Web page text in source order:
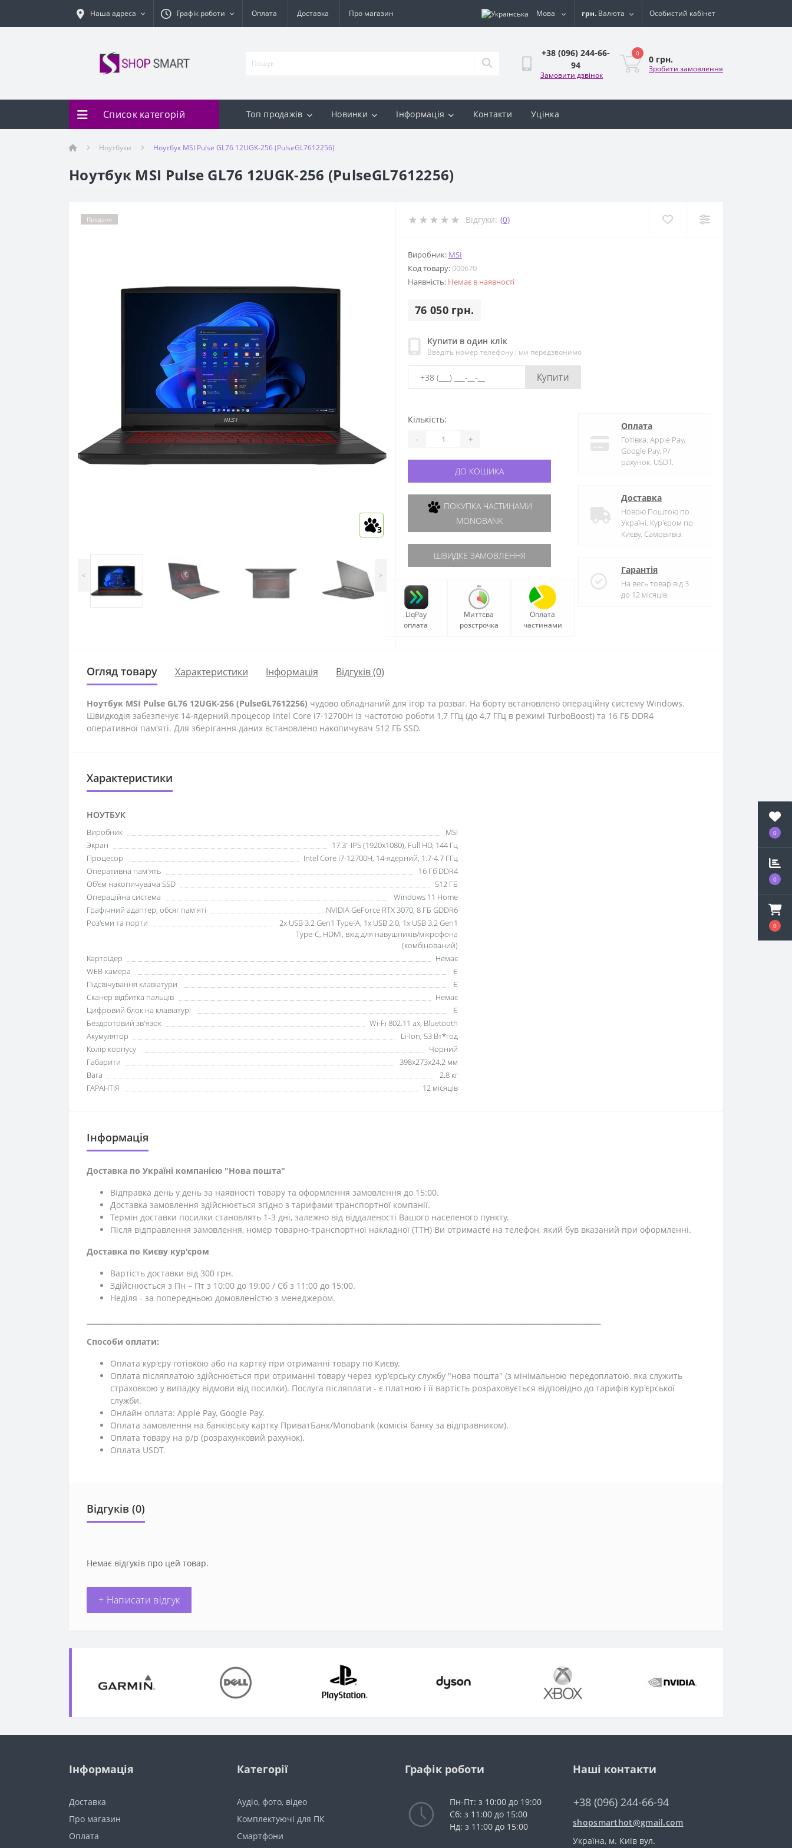
0
0
0
Наша адреса Графік роботи Оплата Доставка Про магазин Мова грн. Валюта Особистий кабінет
+38 (096) 244-66-
94
Замовити дзвінок
0
0 грн.
Зробити замовлення
Список категорій Топ продажів Новинки Інформація Контакти Уцінка
Ноутбуки Ноутбук MSI Pulse GL76 12UGK-256 (PulseGL7612256)
Ноутбук MSI Pulse GL76 12UGK-256 (PulseGL7612256)
Продано
3
< >
Відгуки: (0)
Виробник: MSI
Код товару:000670
Наявність: Немає в наявності
76 050 грн.
Купити в один клік
Введіть номер телефону і ми передзвонимо
Купити
Кількість:
- +
ДО КОШИКА
MONOBANK
ШВИДКЕ ЗАМОВЛЕННЯ
LiqPay
оплата
Миттєва
розстрочка
Оплата
частинами
Оплата
Готівка. Apple Pay,
Google Pay. Р/
рахунок. USDT.
Доставка
Новою Поштою по
Україні. Кур'єром по
Києву. Самовивіз.
Гарантія
На весь товар від 3
до 12 місяців.
Огляд товару Характеристики Iнформація Відгуків (0)
Ноутбук MSI Pulse GL76 12UGK-256 (PulseGL7612256) чудово обладнаний для ігор та розваг. На борту встановлено операційну систему Windows.
Швидкодія забезпечує 14-ядерний процесор Intel Core i7-12700H із частотою роботи 1,7 ГГц (до 4,7 ГГц в режимі TurboBoost) та 16 ГБ DDR4
оперативної пам'яті. Для зберігання даних встановлено накопичувач 512 ГБ SSD.
Характеристики
НОУТБУК
Виробник
MSI
Экран
17.3" IPS (1920x1080), Full HD, 144 Гц
Процесор
Intel Core i7-12700H, 14-ядерний, 1.7-4.7 ГГц
Оперативна пам'ять
16 Гб DDR4
Об'єм накопичувача SSD
512 ГБ
Операційна система
Windows 11 Home
Графічний адаптер, обсяг пам'яті
NVIDIA GeForce RTX 3070, 8 ГБ GDDR6
Роз'єми та порти
2x USB 3.2 Gen1 Type-A, 1x USB 2.0, 1x USB 3.2 Gen1
Type-C, HDMI, вхід для навушників/мікрофона
(комбінований)
Картрідер
Немає
WEB-камера
Є
Підсвічування клавіатури
Є
Сканер відбитка пальців
Немає
Цифровий блок на клавіатурі
Є
Бездротовий зв'язок
Wi-Fi 802.11 ax, Bluetooth
Акумулятор
Li-Ion, 53 Вт*год
Колір корпусу
Чорний
Габарити
398x273x24.2 мм
Вага
2.8 кг
ГАРАНТІЯ
12 місяців
Iнформація
Доставка по Україні компанією "Нова пошта"
Відправка день у день за наявності товару та оформлення замовлення до 15:00.
Доставка замовлення здійснюється згідно з тарифами транспортної компанії.
Термін доставки посилки становлять 1-3 дні, залежно від віддаленості Вашого населеного пункту.
Після відправлення замовлення, номер товарно-транспортної накладної (ТТН) Ви отримаєте на телефон, який був вказаний при оформленні.
Доставка по Києву кур'єром
Вартість доставки від 300 грн.
Здійснюється з Пн – Пт з 10:00 до 19:00 / Сб з 11:00 до 15:00.
Неділя - за попередньою домовленістю з менеджером.
Способи оплати:
Оплата кур'єру готівкою або на картку при отриманні товару по Києву.
Оплата післяплатою здійснюється при отриманні товару через кур'єрську службу "нова пошта" (з мінімальною передоплатою, яка служить
страховкою у випадку відмови від посилки). Послуга післяплати - є платною і її вартість розраховується відповідно до тарифів кур'єрської
служби.
Онлайн оплата: Apple Pay, Google Pay.
Оплата замовлення на банківську картку ПриватБанк/Monobank (комісія банку за відправником).
Оплата товару на р/р (розрахунковий рахунок).
Оплата USDT.
Відгуків (0)
Немає відгуків про цей товар.
+ Написати відгук
Інформація
Доставка
Про магазин
Оплата
Категорії
Аудіо, фото, відео
Комплектуючі для ПК
Смартфони
Графік роботи
Пн-Пт: з 10:00 до 19:00
Сб: з 11:00 до 15:00
Нд: з 11:00 до 15:00
Наші контакти
+38 (096) 244-66-94
shopsmarthot@gmail.com
Українa, м. Київ вул.